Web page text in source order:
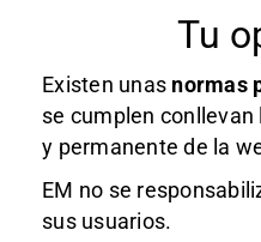
Tu
Existen unas normas
se cumplen
y permanente de la
EM no se
sus usuarios.